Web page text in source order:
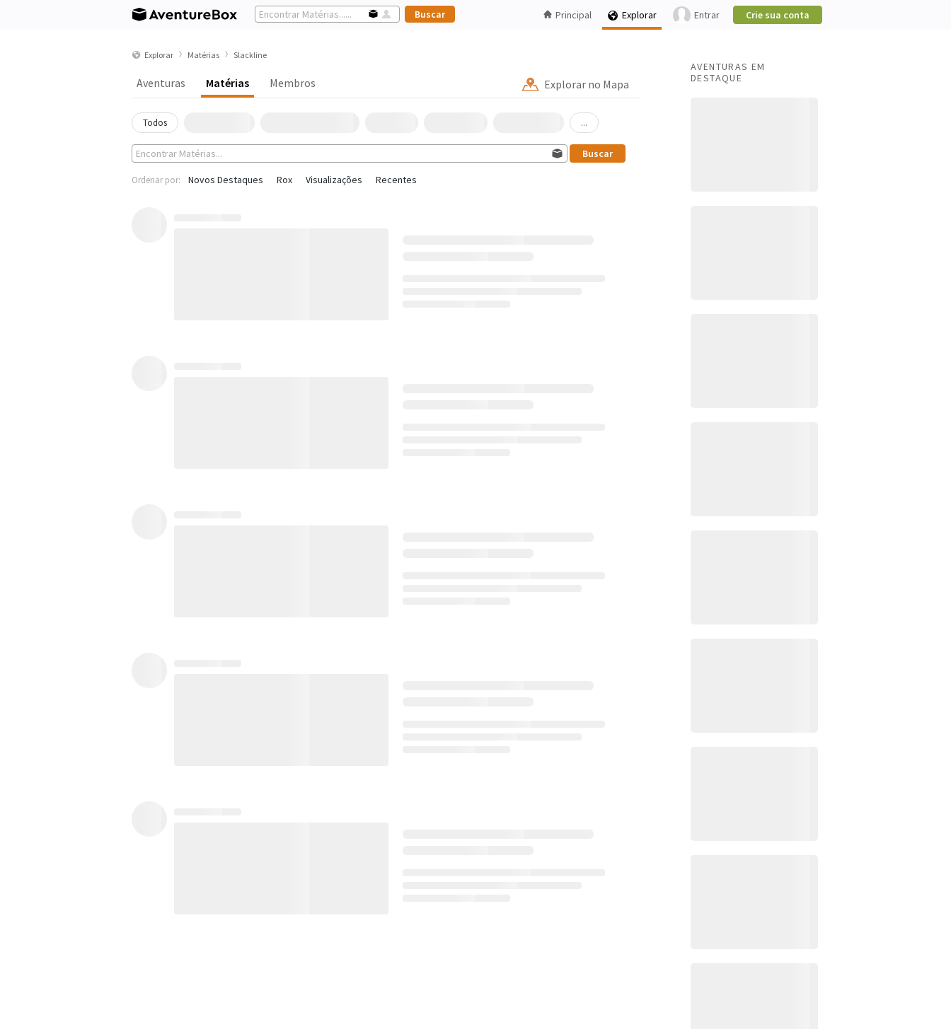
Crie sua conta
Entrar
Explorar
Principal
Explorar Matérias Slackline
Explorar no Mapa
Aventuras Matérias Membros
Todos ...
Ordenar por: Novos Destaques Rox Visualizações Recentes
AVENTURAS EM
DESTAQUE